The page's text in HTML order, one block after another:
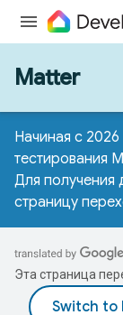
Matter
Начиная с 2026
тестирования
Для получения
страницу
Эта страница